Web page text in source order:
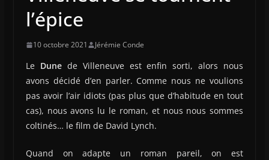
l’épice
10 octobre 2021 Jérémie Conde
Le Dunede Villeneuve est enfin sorti, alors nous
avons décidé d’en parler. Comme nous ne voulions
pas avoir l’air idiots (pas plus que d’habitude en tout
cas), nous avons lu le roman, et nous nous sommes
coltinés… le film de David Lynch.
Quand on adapte un roman pareil, on est